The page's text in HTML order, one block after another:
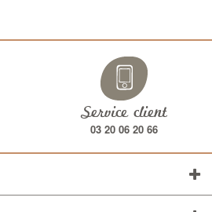
Service client
03 20 06 20 66